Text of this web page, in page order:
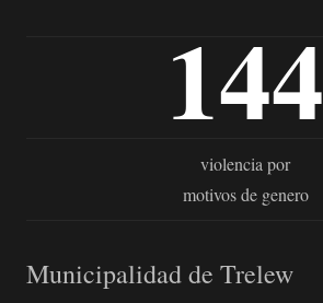
144
violencia por
motivos de genero
Municipalidad de Trelew